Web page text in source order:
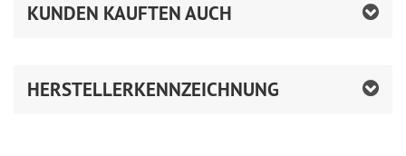
KUNDEN KAUFTEN AUCH
HERSTELLERKENNZEICHNUNG